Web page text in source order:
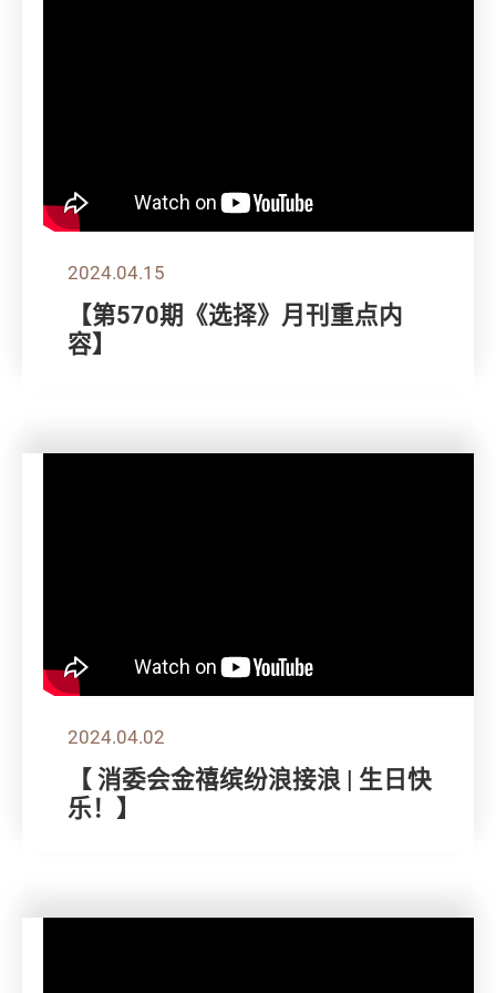
2024.04.15
【第570期《选择》月刊重点内
容】
2024.04.02
【 消委会金禧缤纷浪接浪 | 生日快
乐！】